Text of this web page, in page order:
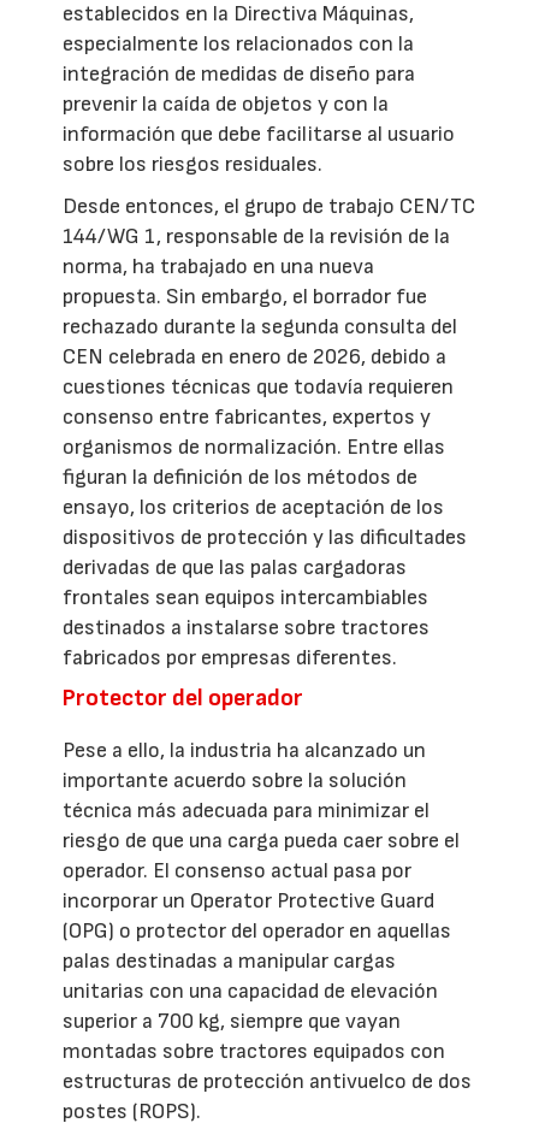
establecidos en la Directiva Máquinas,
especialmente los relacionados con la
integración de medidas de diseño para
prevenir la caída de objetos y con la
información que debe facilitarse al usuario
sobre los riesgos residuales.
Desde entonces, el grupo de trabajo CEN/TC
144/WG 1, responsable de la revisión de la
norma, ha trabajado en una nueva
propuesta. Sin embargo, el borrador fue
rechazado durante la segunda consulta del
CEN celebrada en enero de 2026, debido a
cuestiones técnicas que todavía requieren
consenso entre fabricantes, expertos y
organismos de normalización. Entre ellas
figuran la definición de los métodos de
ensayo, los criterios de aceptación de los
dispositivos de protección y las dificultades
derivadas de que las palas cargadoras
frontales sean equipos intercambiables
destinados a instalarse sobre tractores
fabricados por empresas diferentes.
Protector del operador
Pese a ello, la industria ha alcanzado un
importante acuerdo sobre la solución
técnica más adecuada para minimizar el
riesgo de que una carga pueda caer sobre el
operador. El consenso actual pasa por
incorporar un Operator Protective Guard
(OPG) o protector del operador en aquellas
palas destinadas a manipular cargas
unitarias con una capacidad de elevación
superior a 700 kg, siempre que vayan
montadas sobre tractores equipados con
estructuras de protección antivuelco de dos
postes (ROPS).